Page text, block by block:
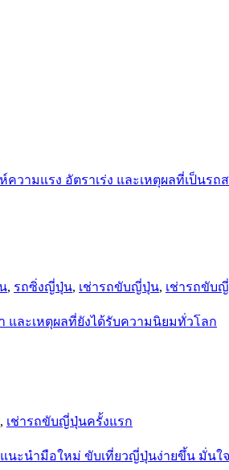
, รถซิ่งญี่ปุ่น, เช่ารถขับญี่ปุ่น, เช่ารถขับ
, เช่ารถขับญี่ปุ่นครั้งแรก